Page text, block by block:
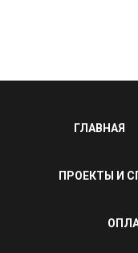
ГЛАВНАЯ
ПРОЕКТЫ И